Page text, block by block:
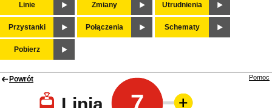
Linie Zmiany Utrudnienia
Przystanki Połączenia Schematy
Pobierz
Powrót Pomoc